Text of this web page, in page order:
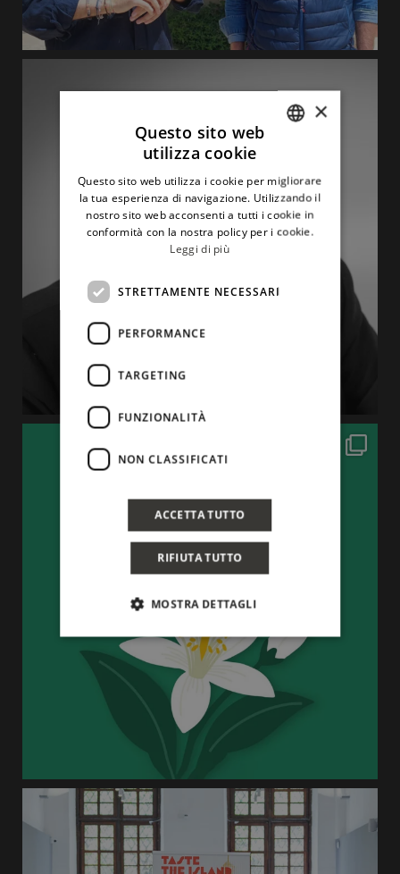
ENGLISH
×
Questo sito web
utilizza cookie
Questo sito web utilizza i cookie per migliorare
la tua esperienza di navigazione. Utilizzando il
nostro sito web acconsenti a tutti i cookie in
conformità con la nostra policy per i cookie.
Leggi di più
STRETTAMENTE NECESSARI
PERFORMANCE
TARGETING
FUNZIONALITÀ
NON CLASSIFICATI
ACCETTA TUTTO
RIFIUTA TUTTO
MOSTRA DETTAGLI